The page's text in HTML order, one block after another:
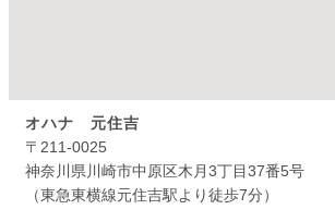
オハナ 元住吉
〒211-0025
神奈川県川崎市中原区木月3丁目37番5号
（東急東横線元住吉駅より徒歩7分）